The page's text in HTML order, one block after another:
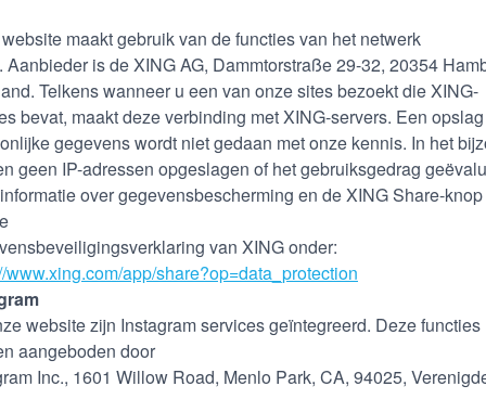
maakt gebruik van de functies van het netwerk
Aanbieder is de XING AG, Dammtorstraße 29-32, 20354
Telkens wanneer u een van onze sites bezoekt die XING-
bevat, maakt deze verbinding met XING-servers. Een
gegevens wordt niet gedaan met onze kennis. In het
geen IP-adressen opgeslagen of het gebruiksgedrag
over gegevensbescherming en de XING Share-
van XING onder:
www.xing.com/app/share?op=data_protection
website zijn Instagram services geïntegreerd. Deze functies
aangeboden door
Inc., 1601 Willow Road, Menlo Park, CA, 94025,